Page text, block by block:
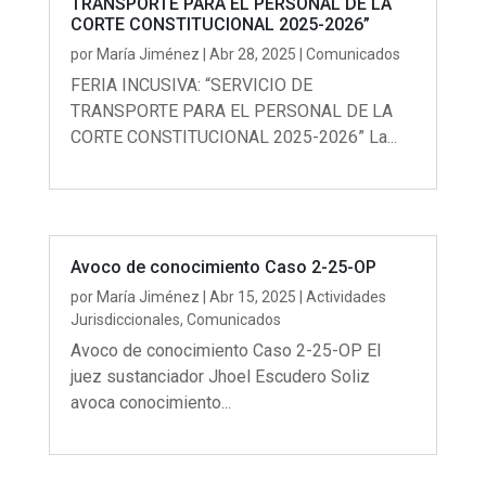
TRANSPORTE PARA EL PERSONAL DE LA
CORTE CONSTITUCIONAL 2025-2026”
por María Jiménez Abr 28, 2025 Comunicados
FERIA INCUSIVA: “SERVICIO DE
TRANSPORTE PARA EL PERSONAL DE LA
CORTE CONSTITUCIONAL 2025-2026” La...
Avoco de conocimiento Caso 2-25-OP
porMaría Jiménez | Abr 15, 2025 | Actividades
Jurisdiccionales, Comunicados
Avoco de conocimiento Caso 2-25-OP El
juez sustanciador Jhoel Escudero Soliz
avoca conocimiento...